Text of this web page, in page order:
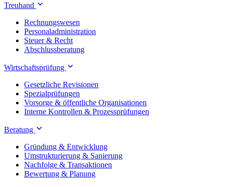
Treuhand
Rechnungswesen
Personaladministration
Steuer & Recht
Abschlussberatung
Wirtschaftsprüfung
Gesetzliche Revisionen
Spezialprüfungen
Vorsorge & öffentliche Organisationen
Interne Kontrollen & Prozessprüfungen
Beratung
Gründung & Entwicklung
Umstrukturierung & Sanierung
Nachfolge & Transaktionen
Bewertung & Planung